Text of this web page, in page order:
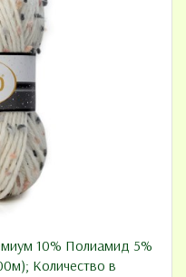
10% Полиамид 5%
Количество в